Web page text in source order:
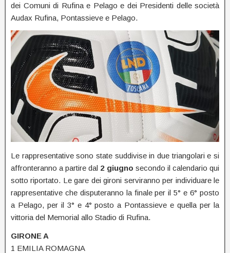
dei Comuni di Rufina e Pelago e dei Presidenti delle società
Audax Rufina, Pontassieve e Pelago.
Le rappresentative sono state suddivise in due triangolari e si
affronteranno a partire dal 2 giugno secondo il calendario qui
sotto riportato. Le gare dei gironi serviranno per individuare le
rappresentative che disputeranno la finale per il 5° e 6° posto
a Pelago, per il 3° e 4° posto a Pontassieve e quella per la
vittoria del Memorial allo Stadio di Rufina.
GIRONE A
1 EMILIA ROMAGNA